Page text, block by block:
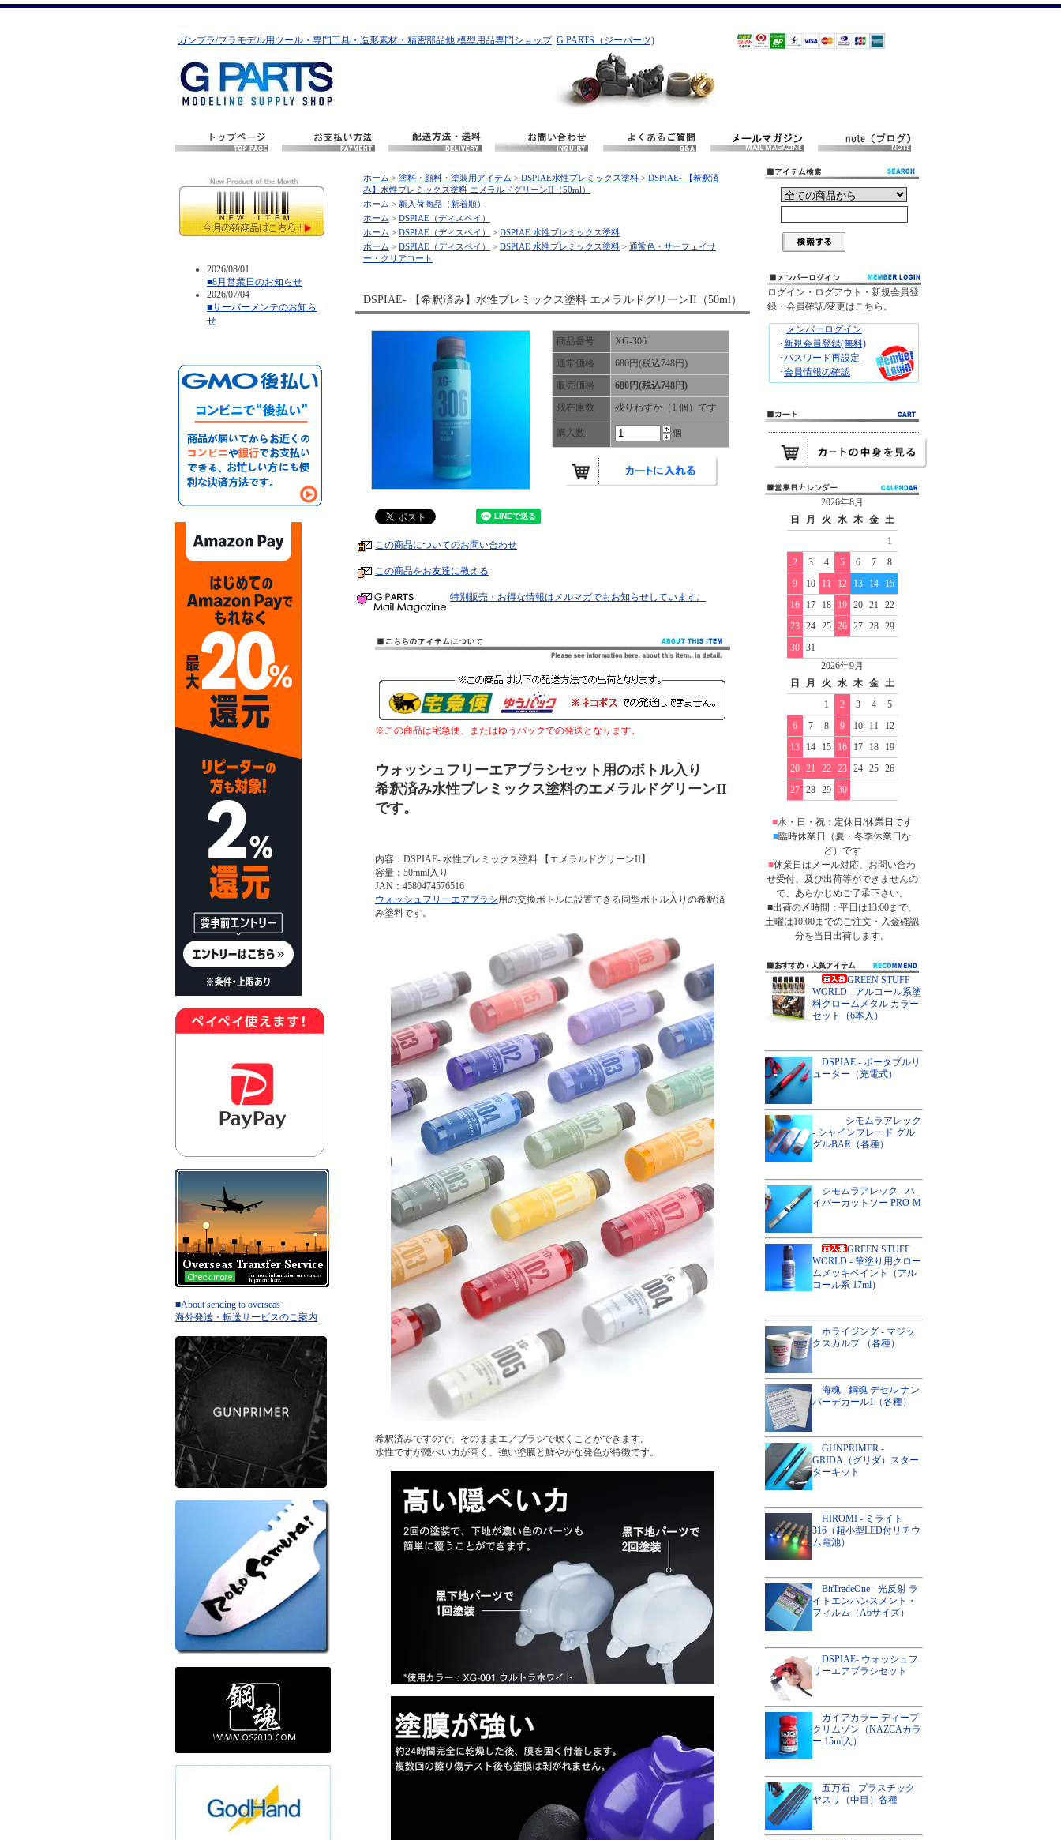
ガンプラ/プラモデル用ツール・専門工具・造形素材・精密部品他 模型用品専門ショップ G PARTS（ジーパーツ)
2026/08/01
■8月営業日のお知らせ
2026/07/04
■サーバーメンテのお知ら
せ
■About sending to overseas
海外発送・転送サービスのご案内
ホーム > 塗料・顔料・塗装用アイテム > DSPIAE水性プレミックス塗料 > DSPIAE- 【希釈済
み】水性プレミックス塗料 エメラルドグリーンII（50ml）
ホーム > 新入荷商品（新着順）
ホーム > DSPIAE（ディスペイ）
ホーム > DSPIAE（ディスペイ） > DSPIAE 水性プレミックス塗料
ホーム > DSPIAE（ディスペイ） > DSPIAE 水性プレミックス塗料 > 通常色・サーフェイサ
ー・クリアコート
DSPIAE- 【希釈済み】水性プレミックス塗料 エメラルドグリーンII（50ml）
商品番号
XG-306
通常価格
680円(税込748円)
販売価格
680円(税込748円)
残在庫数
残りわずか（1 個）です
購入数 個
この商品についてのお問い合わせ
この商品をお友達に教える
特別販売・お得な情報はメルマガでもお知らせしています。
※この商品は宅急便、またはゆうパックでの発送となります。
ウォッシュフリーエアブラシセット用のボトル入り
希釈済み水性プレミックス塗料のエメラルドグリーンII
です。
内容：DSPIAE- 水性プレミックス塗料 【エメラルドグリーンII】
容量：50mml入り
JAN：4580474576516
ウォッシュフリーエアブラシ用の交換ボトルに設置できる同型ボトル入りの希釈済
み塗料です。
希釈済みですので、そのままエアブラシで吹くことができます。
水性ですが隠ぺい力が高く、強い塗膜と鮮やかな発色が特徴です。
ログイン・ログアウト・新規会員登
録・会員確認/変更はこちら。
･ メンバーログイン
･新規会員登録(無料)
･パスワード再設定
･会員情報の確認
2026年8月
日
月 火 水 木 金
土
1
2
3 4 5 6 7
8
9
10 11 12 13 14
15
16
17 18 19 20 21
22
23
24 25 26 27 28
29
30
31
2026年9月
日
月 火 水 木 金
土
1
2 3 4
5
6
7 8 9 10 11
12
13
14 15 16 17 18
19
20
21 22 23 24 25
26
27
28 29 30
■水・日・祝：定休日/休業日です
■臨時休業日（夏・冬季休業日な
ど）です
■休業日はメール対応、お問い合わ
せ受付、及び出荷等ができませんの
で、あらかじめご了承下さい。
■出荷の〆時間：平日は13:00まで、
土曜は10:00までのご注文・入金確認
分を当日出荷します。
GREEN STUFF
WORLD - アルコール系塗
料クロームメタル カラー
セット（6本入）
DSPIAE - ポータブルリ
ューター（充電式）
シモムラアレック
- シャインブレード グル
グルBAR（各種）
シモムラアレック - ハ
イパーカットソー PRO-M
GREEN STUFF
WORLD - 筆塗り用クロー
ムメッキペイント（アル
コール系 17ml）
ホライジング - マジッ
クスカルプ （各種）
海魂 - 鋼魂 デセル ナン
バーデカール1（各種）
GUNPRIMER -
GRIDA（グリダ）スター
ターキット
HIROMI - ミライト
316（超小型LED付リチウ
ム電池）
BitTradeOne - 光反射 ラ
イトエンハンスメント・
フィルム（A6サイズ）
DSPIAE- ウォッシュフ
リーエアブラシセット
ガイアカラー ディープ
クリムゾン（NAZCAカラ
ー 15ml入）
五万石 - プラスチック
ヤスリ（中目）各種